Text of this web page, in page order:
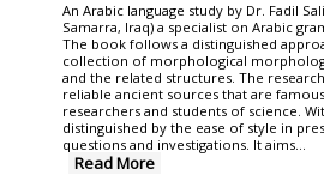
An Arabic language study by Dr. Fadil
Samarra, Iraq) a specialist on Arabic
The book follows a distinguished
collection of morphological
and the related structures. The
reliable ancient sources that are
researchers and students of science.
distinguished by the ease of style in
questions and investigations. It aims...
Read More